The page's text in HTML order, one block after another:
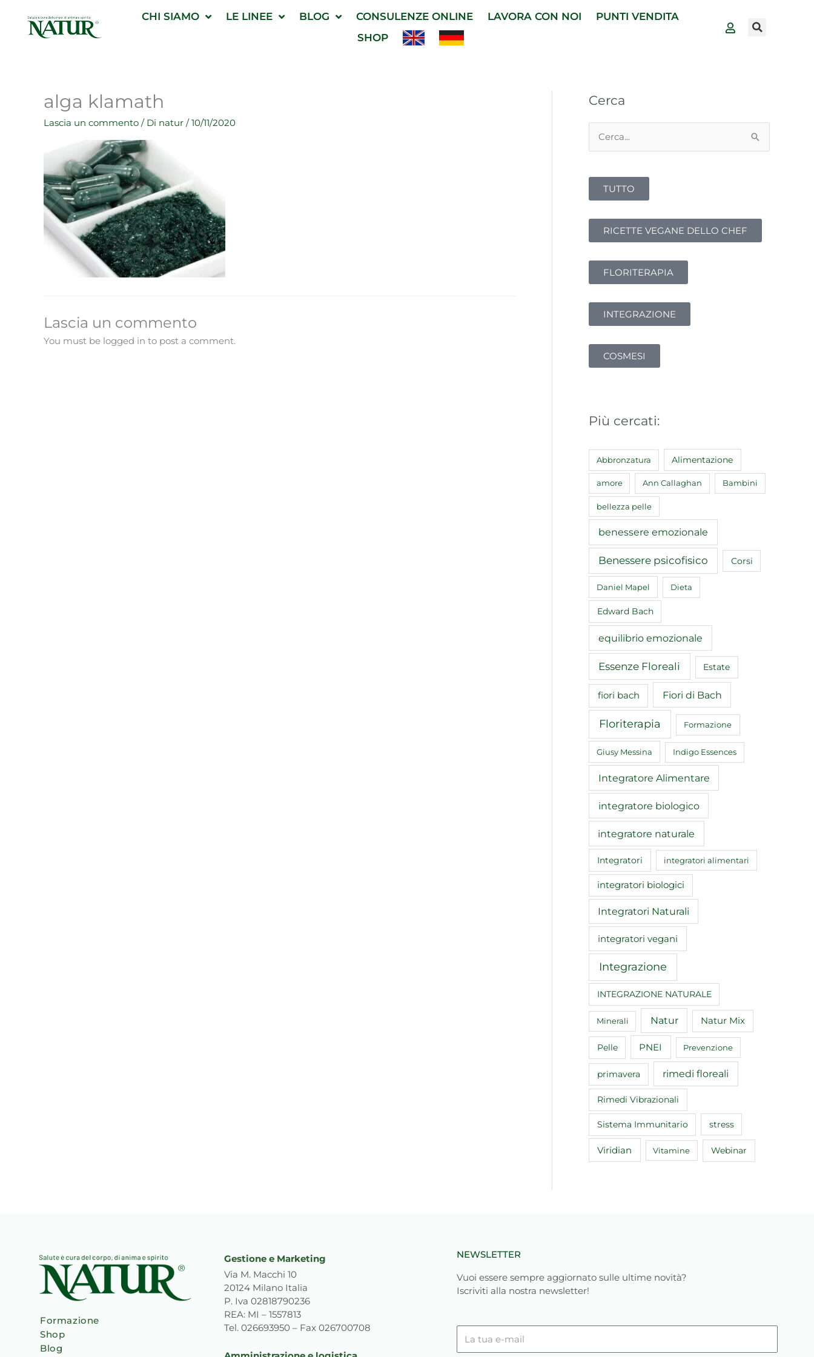
contenuto
CHI SIAMO LE LINEE BLOG CONSULENZE ONLINE LAVORA CON NOI
PUNTI VENDITA
SHOP
alga klamath
Lascia un commento / Di natur /10/11/2020
Lascia un commento
You must be logged in to post a comment.
Cerca
r
TUTTO
RICETTE VEGANE DELLO CHEF
FLORITERAPIA
INTEGRAZIONE
COSMESI
Più cercati:
Abbronzatura Alimentazione
amore Ann Callaghan Bambini
bellezza pelle
benessere emozionale
Benessere psicofisico Corsi
Daniel Mapel Dieta
Edward Bach
equilibrio emozionale
Essenze Floreali Estate
fiori bach Fiori di Bach
Floriterapia Formazione
Giusy Messina Indigo Essences
Integratore Alimentare
integratore biologico
integratore naturale
Integratori integratori alimentari
integratori biologici
Integratori Naturali
integratori vegani
Integrazione
INTEGRAZIONE NATURALE
Minerali Natur Natur Mix
Pelle PNEI Prevenzione
primavera rimedi floreali
Rimedi Vibrazionali
Sistema Immunitario stress
Viridian Vitamine Webinar
Formazione
Shop
Blog
Gestione e Marketing
Via M. Macchi 10
20124 Milano Italia
P. Iva 02818790236
REA: MI – 1557813
Tel. 026693950 – Fax 026700708
NEWSLETTER
Vuoi essere sempre aggiornato sulle ultime novità?
Iscriviti alla nostra newsletter!
tua